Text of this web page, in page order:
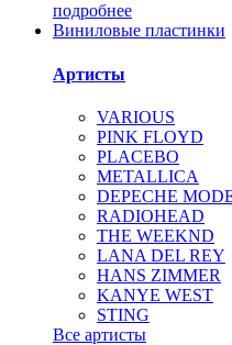
подробнее
Виниловые пластинки
Артисты
VARIOUS
PINK FLOYD
PLACEBO
METALLICA
DEPECHE
RADIOHEAD
THE WEEKND
LANA DEL REY
HANS ZIMMER
KANYE WEST
STING
Все артисты